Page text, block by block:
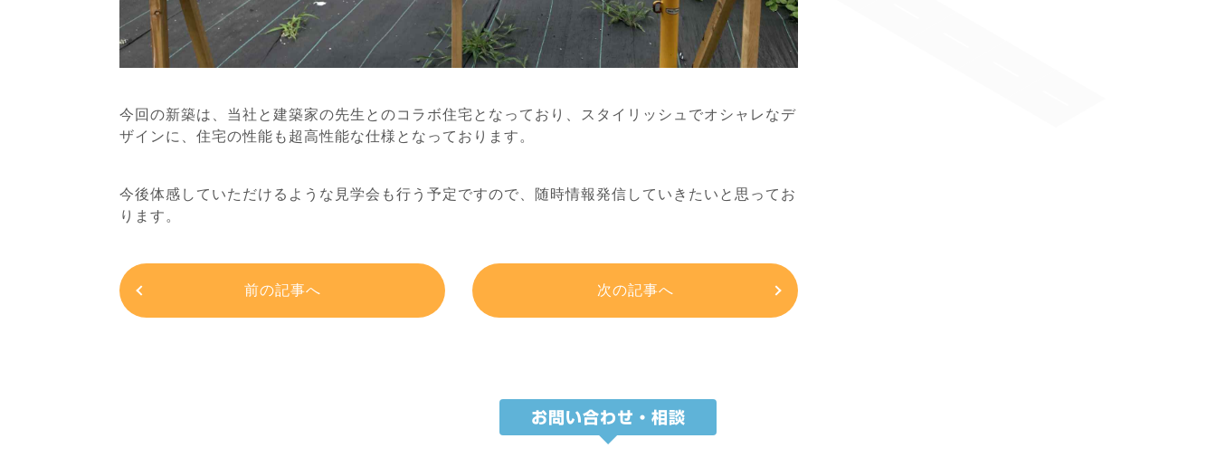
今回の新築は、当社と建築家の先生とのコラボ住宅となっており、スタイリッシュでオシャレなデ
ザインに、住宅の性能も超高性能な仕様となっております。
今後体感していただけるような見学会も行う予定ですので、随時情報発信していきたいと思ってお
ります。
前の記事へ 次の記事へ
お問い合わせ・相談